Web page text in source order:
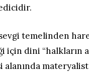
temelinden
için dini “halkların
alanında